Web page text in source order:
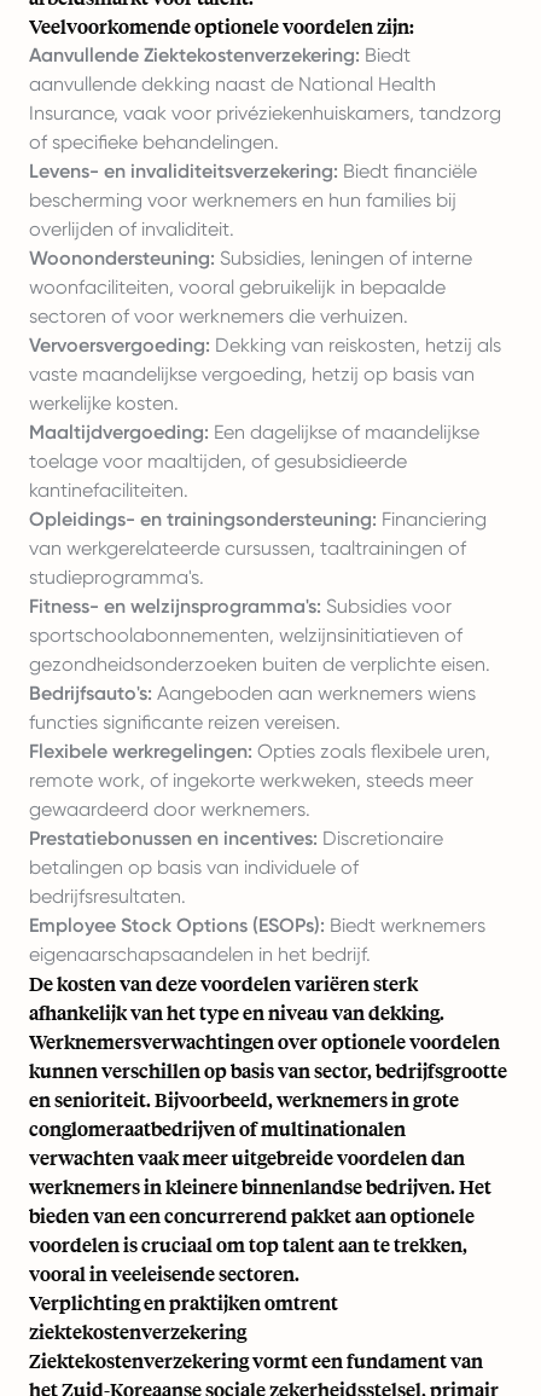
Veelvoorkomende optionele voordelen zijn:
Aanvullende Ziektekostenverzekering: Biedt
aanvullende dekking naast de National Health
Insurance, vaak voor privéziekenhuiskamers, tandzorg
of specifieke behandelingen.
Levens- en invaliditeitsverzekering: Biedt financiële
bescherming voor werknemers en hun families bij
overlijden of invaliditeit.
Woonondersteuning: Subsidies, leningen of interne
woonfaciliteiten, vooral gebruikelijk in bepaalde
sectoren of voor werknemers die verhuizen.
Vervoersvergoeding: Dekking van reiskosten, hetzij als
vaste maandelijkse vergoeding, hetzij op basis van
werkelijke kosten.
Maaltijdvergoeding: Een dagelijkse of maandelijkse
toelage voor maaltijden, of gesubsidieerde
kantinefaciliteiten.
Opleidings- en trainingsondersteuning: Financiering
van werkgerelateerde cursussen, taaltrainingen of
studieprogramma's.
Fitness- en welzijnsprogramma's: Subsidies voor
sportschoolabonnementen, welzijnsinitiatieven of
gezondheidsonderzoeken buiten de verplichte eisen.
Bedrijfsauto's: Aangeboden aan werknemers wiens
functies significante reizen vereisen.
Flexibele werkregelingen: Opties zoals flexibele uren,
remote work, of ingekorte werkweken, steeds meer
gewaardeerd door werknemers.
Prestatiebonussen en incentives: Discretionaire
betalingen op basis van individuele of
bedrijfsresultaten.
Employee Stock Options (ESOPs): Biedt werknemers
eigenaarschapsaandelen in het bedrijf.
De kosten van deze voordelen variëren sterk
afhankelijk van het type en niveau van dekking.
Werknemersverwachtingen over optionele voordelen
kunnen verschillen op basis van sector, bedrijfsgrootte
en senioriteit. Bijvoorbeeld, werknemers in grote
conglomeraatbedrijven of multinationalen
verwachten vaak meer uitgebreide voordelen dan
werknemers in kleinere binnenlandse bedrijven. Het
bieden van een concurrerend pakket aan optionele
voordelen is cruciaal om top talent aan te trekken,
vooral in veeleisende sectoren.
Verplichting en praktijken omtrent
ziektekostenverzekering
Ziektekostenverzekering vormt een fundament van
het Zuid-Koreaanse sociale zekerheidsstelsel, primair